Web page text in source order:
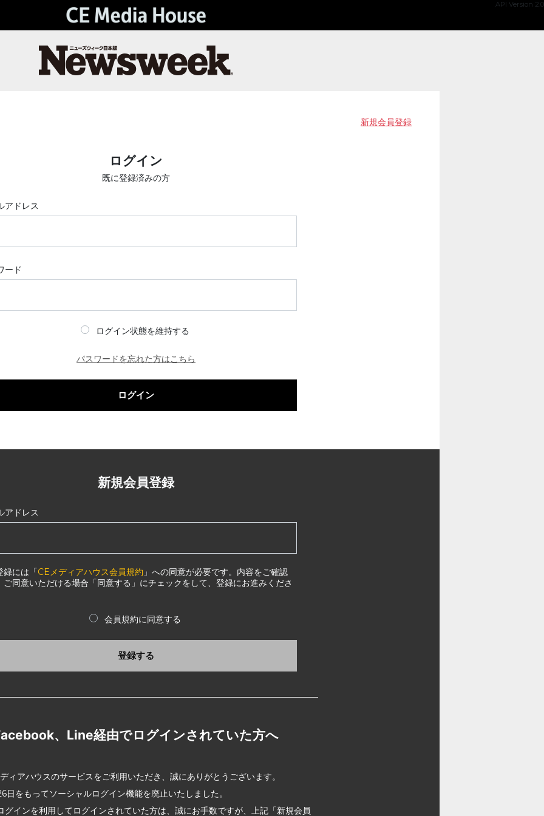
API Version 2.0
新規会員登録
ログイン
既に登録済みの方
アドレス
ード
ログイン状態を維持する
パスワードを忘れた方はこちら
ログイン
新規会員登録
アドレス
録には「CEメディアハウス会員規約 」への同意が必要です。内容をご確認
ご同意いただける場合「同意する」にチェックをして、登録にお進みくださ
会員規約に同意する
登録する
、Line経由でログインされていた方へ
ィアハウスのサービスをご利用いただき、誠にありがとうございます。
日をもってソーシャルログイン機能を廃止いたしました。
グインを利用してログインされていた方は、誠にお手数ですが、上記「新規会員